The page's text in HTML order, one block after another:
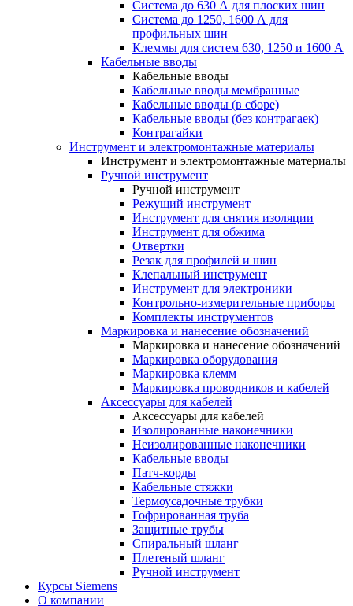
Система до 630 А для плоских шин
Система до 1250, 1600 А для
профильных шин
Клеммы для систем 630, 1250 и 1600 А
Кабельные вводы
Кабельные вводы
Кабельные вводы мембранные
Кабельные вводы (в сборе)
Кабельные вводы (без контрагаек)
Контрагайки
Инструмент и электромонтажные материалы
Инструмент и электромонтажные материалы
Ручной инструмент
Ручной инструмент
Режущий инструмент
Инструмент для снятия изоляции
Инструмент для обжима
Отвертки
Резак для профилей и шин
Клепальный инструмент
Инструмент для электроники
Контрольно-измерительные приборы
Комплекты инструментов
Маркировка и нанесение обозначений
Маркировка и нанесение обозначений
Маркировка оборудования
Маркировка клемм
Маркировка проводников и кабелей
Аксессуары для кабелей
Аксессуары для кабелей
Изолированные наконечники
Неизолированные наконечники
Кабельные вводы
Патч-корды
Кабельные стяжки
Термоусадочные трубки
Гофрированная труба
Защитные трубы
Спиральный шланг
Плетеный шланг
Ручной инструмент
Курсы Siemens
О компании